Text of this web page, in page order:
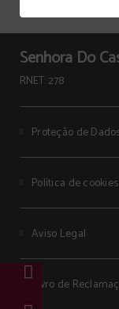
Senhora Do
RNET: 278
Proteção de
Política de cookies
Aviso Legal
Livro de